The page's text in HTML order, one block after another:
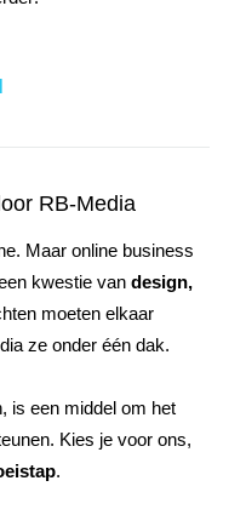
RB-Media
Maar online business
kwestie van design,
moeten elkaar
ze onder één dak.
is een middel om het
Kies je voor ons,
.